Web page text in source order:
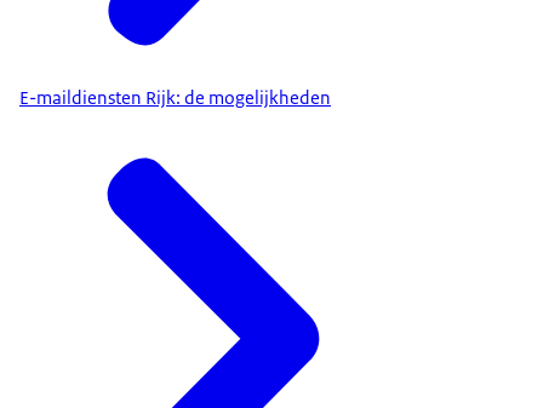
E-maildiensten Rijk: de mogelijkheden